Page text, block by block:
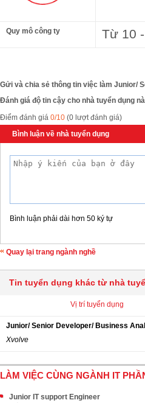
Quy mô công ty Từ 10
Gửi và chia sẻ thông tin việc làm Junior/
Đánh giá độ tin cậy cho nhà tuyển dụng
Điểm đánh giá 0/10 (0 lượt đánh giá)
Bình luận về nhà tuyển dụng
Bình luận phải dài hơn 50 ký tự
Quay lại trang ngành nghề
Tin tuyển dụng khác từ nhà
Vị trí tuyển dụng
Junior/ Senior Developer/ Business
Xvolve
LÀM VIỆC CÙNG NGÀNH IT
Junior IT support Engineer